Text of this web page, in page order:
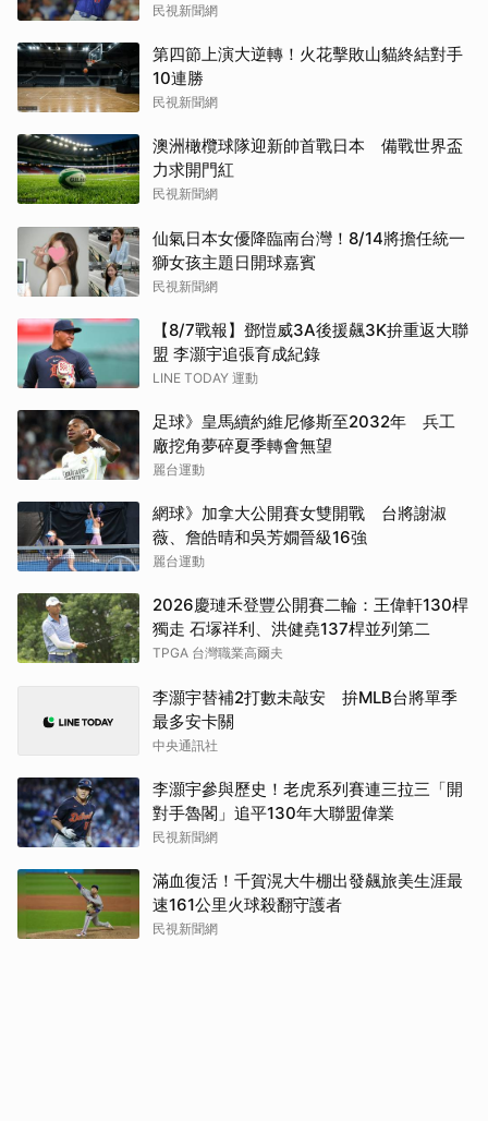
民視新聞網
第四節上演大逆轉！火花擊敗山貓終結對手
10連勝
民視新聞網
澳洲橄欖球隊迎新帥首戰日本 備戰世界盃
力求開門紅
民視新聞網
仙氣日本女優降臨南台灣！8/14將擔任統一
獅女孩主題日開球嘉賓
民視新聞網
【8/7戰報】鄧愷威3A後援飆3K拚重返大聯
盟 李灝宇追張育成紀錄
LINE TODAY 運動
足球》皇馬續約維尼修斯至2032年 兵工
廠挖角夢碎夏季轉會無望
麗台運動
網球》加拿大公開賽女雙開戰 台將謝淑
薇、詹皓晴和吳芳嫺晉級16強
麗台運動
2026慶璉禾登豐公開賽二輪：王偉軒130桿
獨走 石塜祥利、洪健堯137桿並列第二
TPGA 台灣職業高爾夫
李灝宇替補2打數未敲安 拚MLB台將單季
最多安卡關
中央通訊社
李灝宇參與歷史！老虎系列賽連三拉三「開
對手魯閣」追平130年大聯盟偉業
民視新聞網
滿血復活！千賀滉大牛棚出發飆旅美生涯最
速161公里火球殺翻守護者
民視新聞網